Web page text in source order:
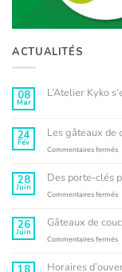
ACTUALITÉS
08
Mar
L’Atelier Kyko
L’Atelier
Kyko
s’engage
24
Fév
Les gâteaux de
Commentaires ferméssur
!
28
Juin
Des porte-clés
Commentaires ferméssur
26
Juin
Gâteaux de
Commentaires ferméssur
Horaires